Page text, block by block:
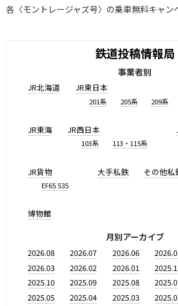
各〈モントレージャズ号〉の乗車無料キャン
鉄道投稿情報局
事業者別
JR北海道 JR東日本
201系 205系 209系
JR東海 JR西日本
103系 113・115系
JR貨物
EF65 535
大手私鉄 その他私
博物館
月別アーカイブ
2026.08 2026.07 2026.06
2026.03
2026.02 2026.01
2025.10
2025.09 2025.08
2025.05
2025.04 2025.03